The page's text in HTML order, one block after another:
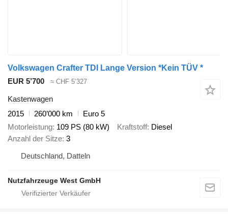
Volkswagen Crafter TDI Lange Version *Kein TÜV *
EUR 5’700
≈ CHF 5’327
Kastenwagen
2015
260’000 km
Euro 5
Motorleistung 109 PS (80 kW) Kraftstoff Diesel
Anzahl der Sitze 3
Deutschland, Datteln
Nutzfahrzeuge West GmbH